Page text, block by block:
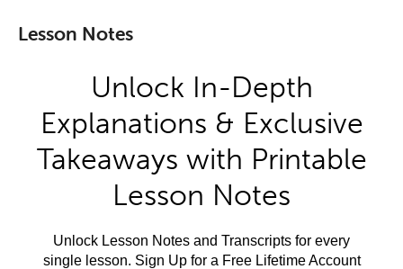
Lesson Notes
Unlock In-Depth
Explanations & Exclusive
Takeaways with Printable
Lesson Notes
Unlock Lesson Notes and Transcripts for every
single lesson. Sign Up for a Free Lifetime Account